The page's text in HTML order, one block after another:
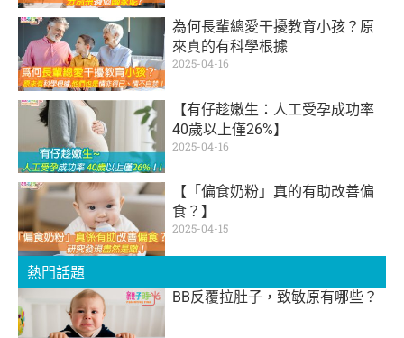
為何長輩總愛干擾教育小孩？原
來真的有科學根據
2025-04-16
【有仔趁嫩生：人工受孕成功率
40歲以上僅26%】
2025-04-16
【「偏食奶粉」真的有助改善偏
食？】
2025-04-15
熱門話題
BB反覆拉肚子，致敏原有哪些？